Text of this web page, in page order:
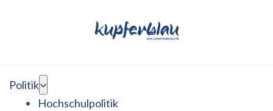
Politik
Hochschulpolitik